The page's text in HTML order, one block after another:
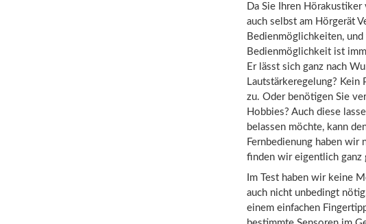
Da Sie Ihren
auch selbst am Hörgerät
Bedienmöglichkeiten,
Bedienmöglichkeit ist
Er lässt sich ganz nach
Lautstärkeregelung? Kein
zu. Oder benötigen Sie
Hobbies? Auch diese
belassen möchte, kann
Fernbedienung haben wir
finden wir eigentlich ganz
Im Test haben wir keine
auch nicht unbedingt
einem einfachen